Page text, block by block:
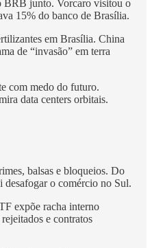
BRB junto. Vorcaro visitou o
15% do banco de Brasília.
em Brasília. China
de “invasão” em terra
com medo do futuro.
data centers orbitais.
balsas e bloqueios. Do
desafogar o comércio no Sul.
expõe racha interno
e contratos